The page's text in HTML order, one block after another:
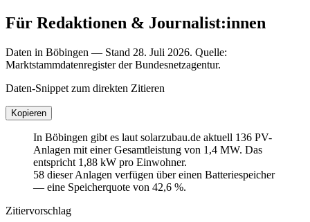
Für Redaktionen & Journalist:innen
Daten in Böbingen — Stand 28. Juli 2026. Quelle:
Marktstammdatenregister der Bundesnetzagentur.
Daten-Snippet zum direkten Zitieren
Kopieren
In Böbingen gibt es laut solarzubau.de aktuell 136 PV-
Anlagen mit einer Gesamtleistung von 1,4 MW. Das
entspricht 1,88 kW pro Einwohner.
58 dieser Anlagen verfügen über einen Batteriespeicher
— eine Speicherquote von 42,6 %.
Zitiervorschlag